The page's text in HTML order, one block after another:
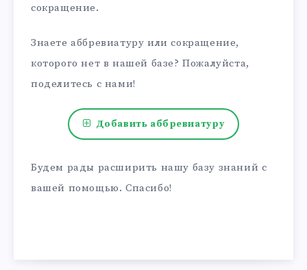
сокращение.
Знаете аббревиатуру или сокращение,
которого нет в нашей базе? Пожалуйста,
поделитесь с нами!
Добавить аббревиатуру
Будем рады расширить нашу базу знаний с
вашей помощью. Спасибо!